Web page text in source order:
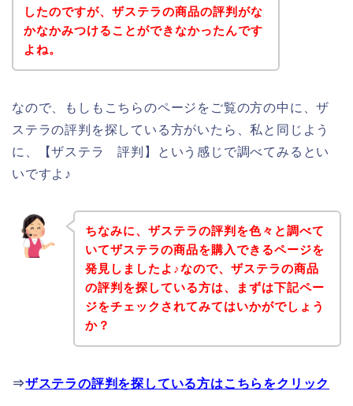
したのですが、ザステラの商品の評判がな
かなかみつけることができなかったんです
よね。
なので、もしもこちらのページをご覧の方の中に、ザ
ステラの評判を探している方がいたら、私と同じよう
に、【ザステラ 評判】という感じで調べてみるとい
いですよ♪
ちなみに、ザステラの評判を色々と調べて
いてザステラの商品を購入できるページを
発見しましたよ♪なので、ザステラの商品
の評判を探している方は、まずは下記ペー
ジをチェックされてみてはいかがでしょう
か？
⇒ザステラの評判を探している方はこちらをクリック